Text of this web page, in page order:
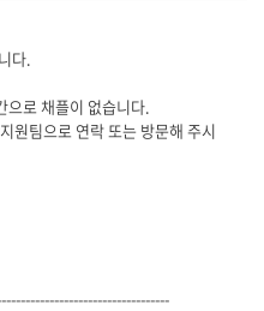
다.
로 채플이 없습니다.
원팀으로 연락 또는 방문해 주시